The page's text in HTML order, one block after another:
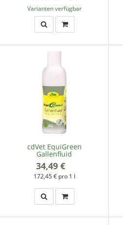
Varianten verfügbar
cdVet EquiGreen
Gallenfluid
34,49 €
172,45 € pro 1 l